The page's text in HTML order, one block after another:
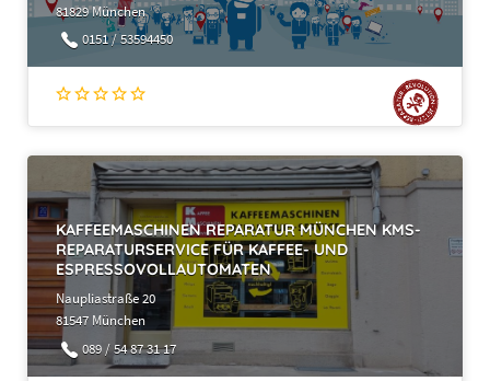
81829 München
0151 / 53594450
KAFFEEMASCHINEN REPARATUR MÜNCHEN KMS-
REPARATURSERVICE FÜR KAFFEE- UND
ESPRESSOVOLLAUTOMATEN
Naupliastraße 20
81547 München
089 / 54 87 31 17